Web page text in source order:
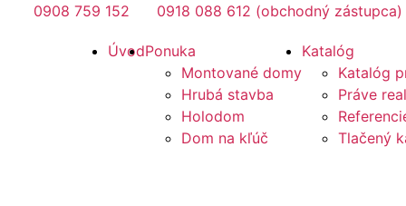
Preskočiť0908 759 152 0918 088 612 (obchodný zástupca)
Mirano
ÚvodPonuka
Montované domy
Hrubá stavba
Holodom
Dom na kľúč
Katalóg
Katalóg
Práve
Tlačený